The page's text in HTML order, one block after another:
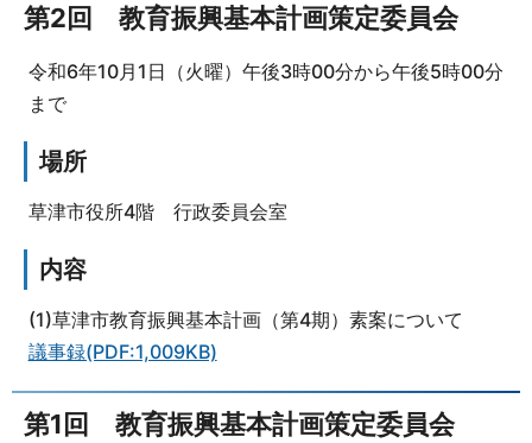
第2回 教育振興基本計画策定委員会
令和6年10月1日（火曜）午後3時00分から午後5時00分
まで
場所
草津市役所4階 行政委員会室
内容
(1)草津市教育振興基本計画（第4期）素案について
議事録(PDF:1,009KB)
第1回 教育振興基本計画策定委員会